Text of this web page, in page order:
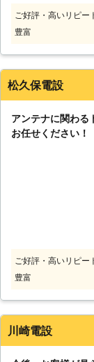
ご好評・高いリピー
豊富
松久保電設
アンテナに関わる
お任せください！
ご好評・高いリピー
豊富
川崎電設